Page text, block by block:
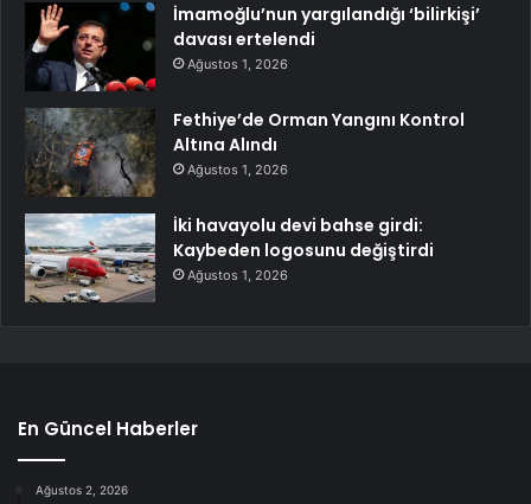
İmamoğlu’nun yargılandığı ‘bilirkişi’
davası ertelendi
Ağustos 1, 2026
Fethiye’de Orman Yangını Kontrol
Altına Alındı
Ağustos 1, 2026
İki havayolu devi bahse girdi:
Kaybeden logosunu değiştirdi
Ağustos 1, 2026
En Güncel Haberler
Ağustos 2, 2026